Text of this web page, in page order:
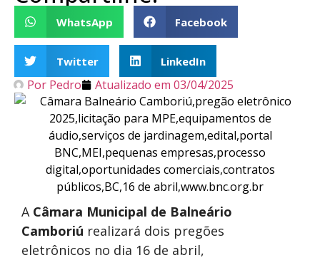
WhatsApp Facebook
Twitter LinkedIn
Por Pedro Atualizado em 03/04/2025
A Câmara Municipal de Balneário
Camboriú realizará dois pregões
eletrônicos no dia 16 de abril,